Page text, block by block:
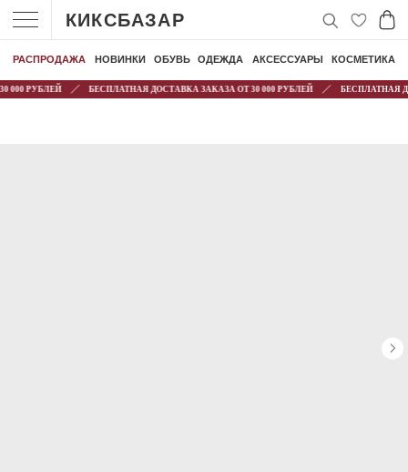
РУБЛЕЙ БЕСПЛАТНАЯ ДОСТАВКА ЗАКАЗА ОТ 30 000 РУБЛЕЙ БЕСПЛАТНАЯ
НОВИНКИ
РАСПРОДАЖА ОБУВЬ ОДЕЖДА АКСЕССУАРЫ КОСМЕТИКА
КИКСБАЗАР